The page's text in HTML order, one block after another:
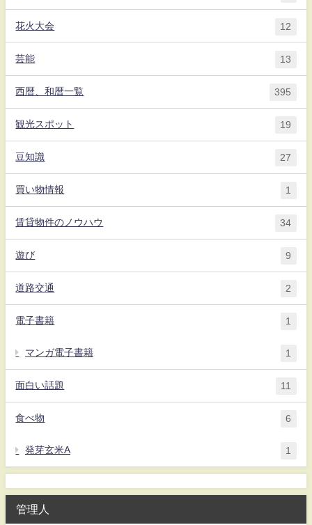
花火大会 12
芸能 13
西暦、和暦一覧 395
観光スポット 19
豆知識 27
買い物情報 1
賃貸物件のノウハウ 34
遊び 9
道路交通 2
電子書籍 1
マンガ電子書籍 1
面白い話題 11
食べ物 6
発芽玄米A 1
管理人